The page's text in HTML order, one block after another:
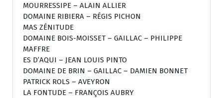
MOURRESSIPE – ALAIN ALLIER
DOMAINE RIBIERA – RÉGIS PICHON
MAS ZÉNITUDE
DOMAINE BOIS-MOISSET – GAILLAC – PHILIPPE
MAFFRE
ES D’AQUI – JEAN LOUIS PINTO
DOMAINE DE BRIN – GAILLAC – DAMIEN BONNET
PATRICK ROLS – AVEYRON
LA FONTUDE – FRANÇOIS AUBRY